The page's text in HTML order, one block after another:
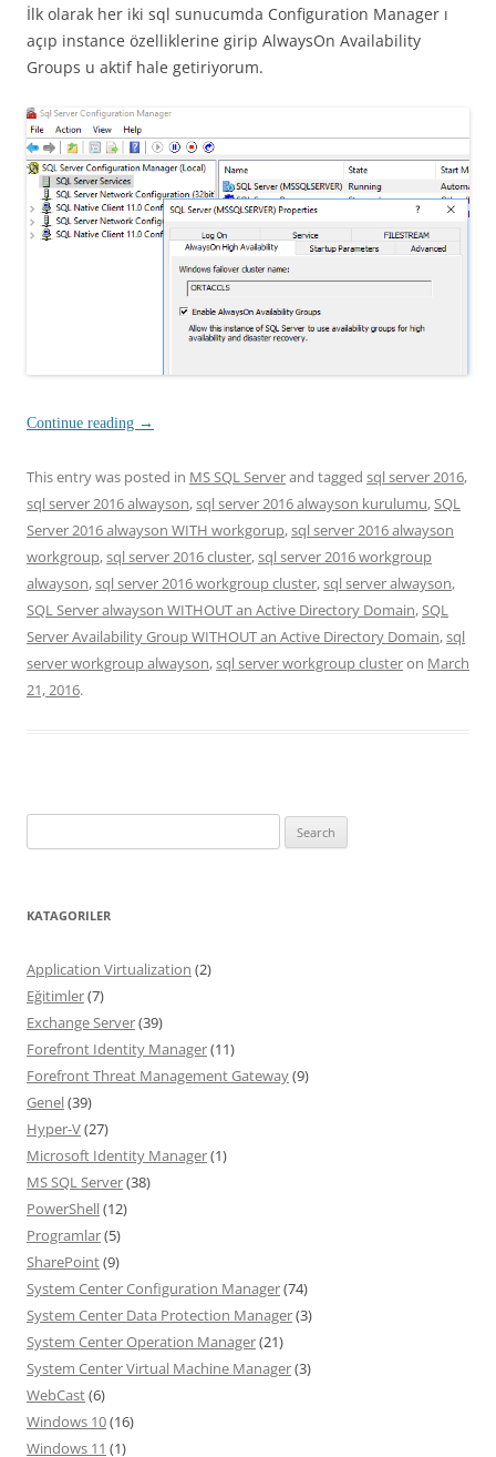
İlk olarak her iki sql sunucumda Configuration Manager ı
açıp instance özelliklerine girip AlwaysOn Availability
Groups u aktif hale getiriyorum.
Continue reading →
This entry was posted in MS SQL Serverand tagged sql server 2016,
sql server 2016 alwayson,sql server 2016 alwayson kurulumu,SQL
Server 2016 alwayson WITH workgorup,sql server 2016 alwayson
workgroup,sql server 2016 cluster,sql server 2016 workgroup
alwayson,sql server 2016 workgroup cluster,sql server alwayson,
SQL Server alwayson WITHOUT an Active Directory Domain,SQL
Server Availability Group WITHOUT an Active Directory Domain,sql
server workgroup alwayson,sql server workgroup clusteron March
21, 2016.
for:
KATAGORILER
Application Virtualization (2)
Eğitimler(7)
Exchange Server(39)
Forefront Identity Manager(11)
Forefront Threat Management Gateway(9)
Genel(39)
Hyper-V(27)
Microsoft Identity Manager(1)
MS SQL Server(38)
PowerShell(12)
Programlar(5)
SharePoint(9)
System Center Configuration Manager(74)
System Center Data Protection Manager(3)
System Center Operation Manager(21)
System Center Virtual Machine Manager(3)
WebCast(6)
Windows 10(16)
Windows 11 (1)